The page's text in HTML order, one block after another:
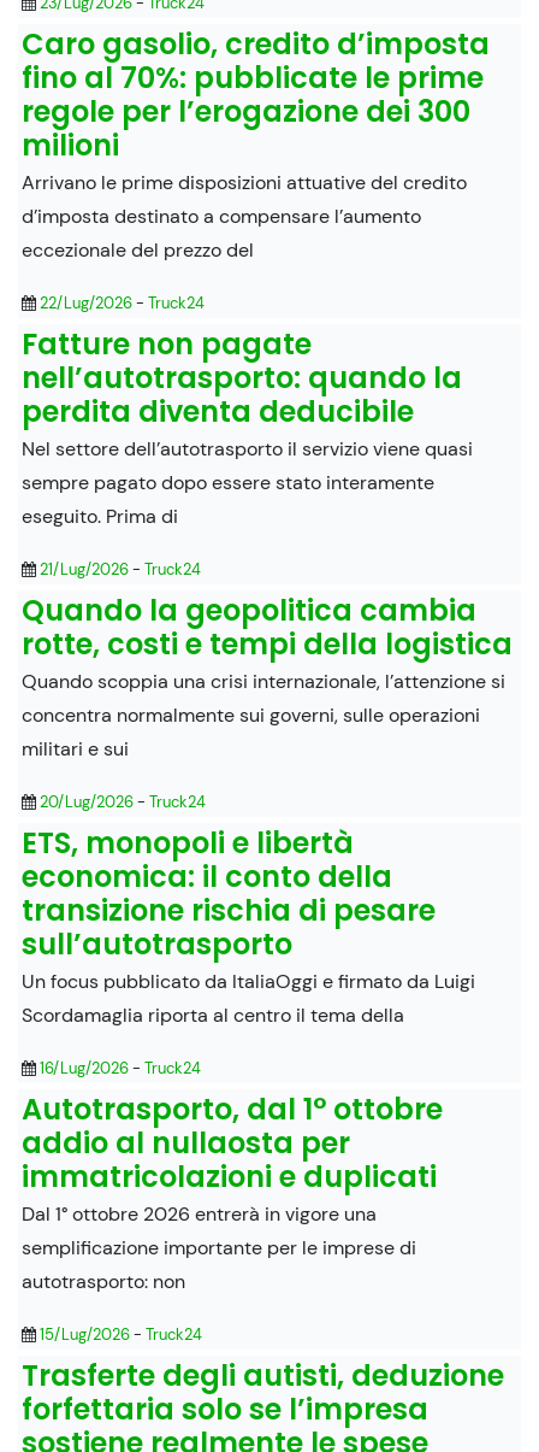
Caro gasolio, credito d’imposta
fino al 70%: pubblicate le prime
regole per l’erogazione dei 300
milioni
Arrivano le prime disposizioni attuative del credito
d’imposta destinato a compensare l’aumento
eccezionale del prezzo del
22/Lug/2026- Truck24
Fatture non pagate
nell’autotrasporto: quando la
perdita diventa deducibile
Nel settore dell’autotrasporto il servizio viene quasi
sempre pagato dopo essere stato interamente
eseguito. Prima di
21/Lug/2026- Truck24
Quando la geopolitica cambia
rotte, costi e tempi della logistica
Quando scoppia una crisi internazionale, l’attenzione si
concentra normalmente sui governi, sulle operazioni
militari e sui
20/Lug/2026- Truck24
ETS, monopoli e libertà
economica: il conto della
transizione rischia di pesare
sull’autotrasporto
Un focus pubblicato da ItaliaOggi e firmato da Luigi
Scordamaglia riporta al centro il tema della
16/Lug/2026- Truck24
Autotrasporto, dal 1° ottobre
addio al nullaosta per
immatricolazioni e duplicati
Dal 1° ottobre 2026 entrerà in vigore una
semplificazione importante per le imprese di
autotrasporto: non
15/Lug/2026- Truck24
Trasferte degli autisti, deduzione
forfettaria solo se l’impresa
sostiene realmente le spese